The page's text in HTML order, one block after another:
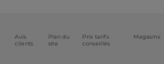
Avis
clients
Plan du
site
Prix tarifs
conseillés
Magasins